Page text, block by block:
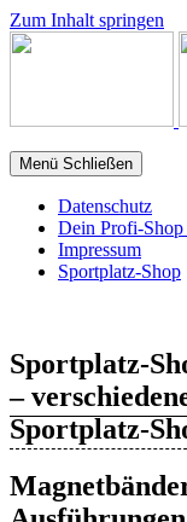
Zum Inhalt springen
Menü Schließen
Datenschutz
Dein Profi-
Impressum
Sportplatz-Shop
Sportplatz-
–
Sportplatz-